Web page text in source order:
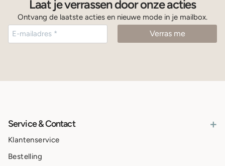
Laat je verrassen door onze acties
Ontvang de laatste acties en nieuwe mode in je mailbox.
Service & Contact +
Klantenservice
Bestelling